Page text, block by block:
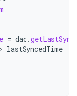
= dao .
> lastSyncedTime